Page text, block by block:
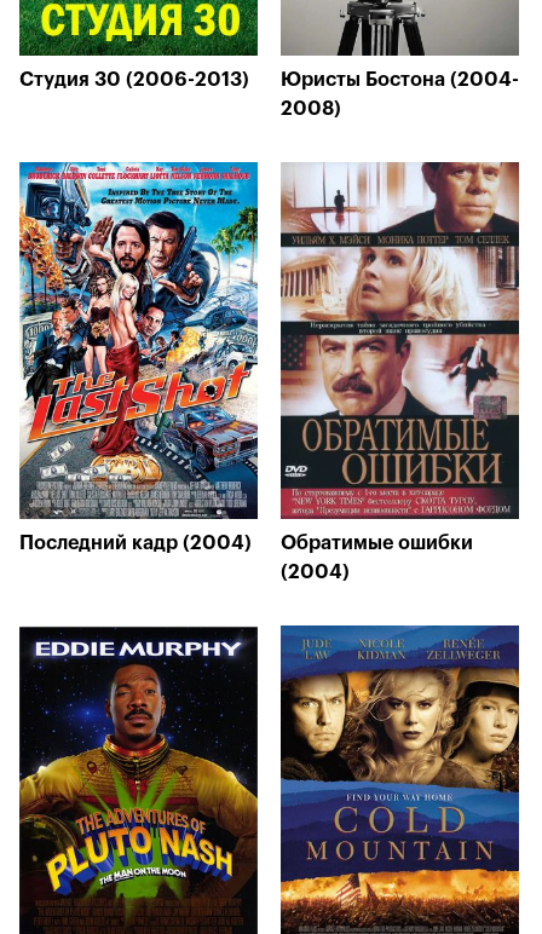
Студия 30 (2006-2013)
Юристы Бостона (2004-
2008)
Последний кадр (2004)
Обратимые ошибки
(2004)